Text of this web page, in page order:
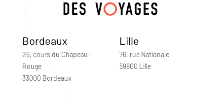
Bordeaux
26, cours du Chapeau-
Rouge
33000 Bordeaux
Lille
76, rue Nationale
59800 Lille